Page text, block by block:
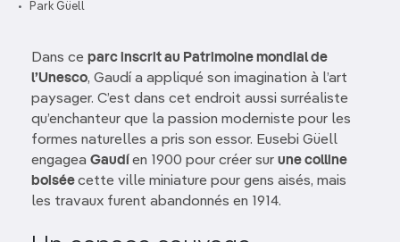
Park Güell
Dans ce parc inscrit au Patrimoine mondial de
l’Unesco, Gaudí a appliqué son imagination à l’art
paysager. C’est dans cet endroit aussi surréaliste
qu’enchanteur que la passion moderniste pour les
formes naturelles a pris son essor. Eusebi Güell
engagea Gaudí en 1900 pour créer sur une colline
boiséecette ville miniature pour gens aisés, mais
les travaux furent abandonnés en 1914.